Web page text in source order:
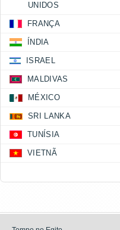
UNIDOS
FRANÇA
ÍNDIA
ISRAEL
MALDIVAS
MÉXICO
SRI LANKA
TUNÍSIA
VIETNÃ